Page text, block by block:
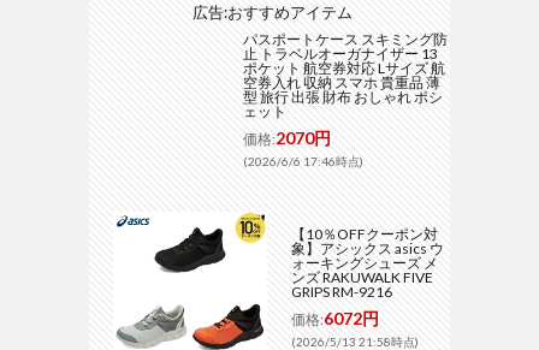
広告:おすすめアイテム
パスポートケース スキミング防
止 トラベルオーガナイザー 13
ポケット 航空券対応 Lサイズ 航
空券入れ 収納 スマホ 貴重品 薄
型 旅行 出張 財布 おしゃれ ポシ
ェット
価格:2070円
(2026/6/6 17:46時点)
【10％OFFクーポン対
象】アシックス asics ウ
ォーキングシューズ メ
ンズ RAKUWALK FIVE
GRIPS RM-9216
価格:6072円
(2026/5/13 21:58時点)